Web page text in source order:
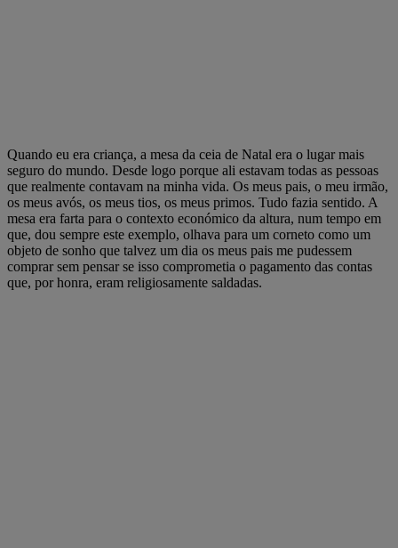
Quando eu era criança, a mesa da ceia de Natal era o lugar mais
seguro do mundo. Desde logo porque ali estavam todas as pessoas
que realmente contavam na minha vida. Os meus pais, o meu irmão,
os meus avós, os meus tios, os meus primos. Tudo fazia sentido. A
mesa era farta para o contexto económico da altura, num tempo em
que, dou sempre este exemplo, olhava para um corneto como um
objeto de sonho que talvez um dia os meus pais me pudessem
comprar sem pensar se isso comprometia o pagamento das contas
que, por honra, eram religiosamente saldadas.